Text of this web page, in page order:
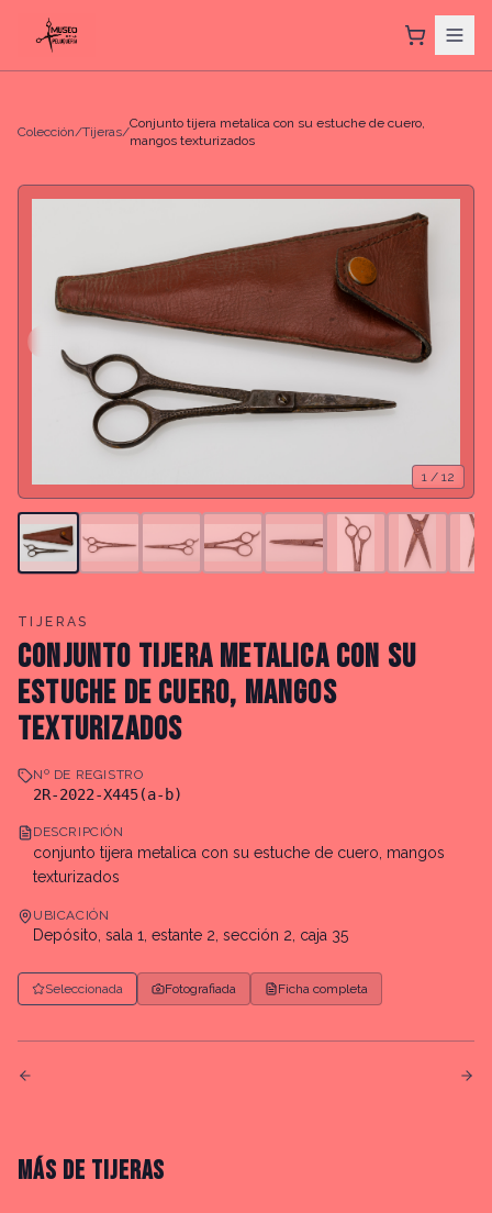
Colección/Tijeras/
Conjunto tijera metalica con su estuche de cuero,
mangos texturizados
1 / 12
TIJERAS
CONJUNTO TIJERA METALICA CON SU
ESTUCHE DE CUERO, MANGOS
TEXTURIZADOS
Nº DE REGISTRO
2R-2022-X445(a-b)
DESCRIPCIÓN
conjunto tijera metalica con su estuche de cuero, mangos
texturizados
UBICACIÓN
Depósito, sala 1, estante 2, sección 2, caja 35
Seleccionada Fotografiada Ficha completa
MÁS DE TIJERAS